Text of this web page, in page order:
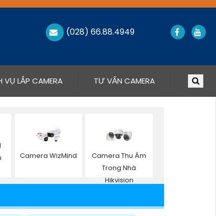
(028) 66.88.4949
VỤ LẮP CAMERA TƯ VẤN CAMERA
Camera WizMind
Camera Thu Âm
Trong Nhà
Hikvision